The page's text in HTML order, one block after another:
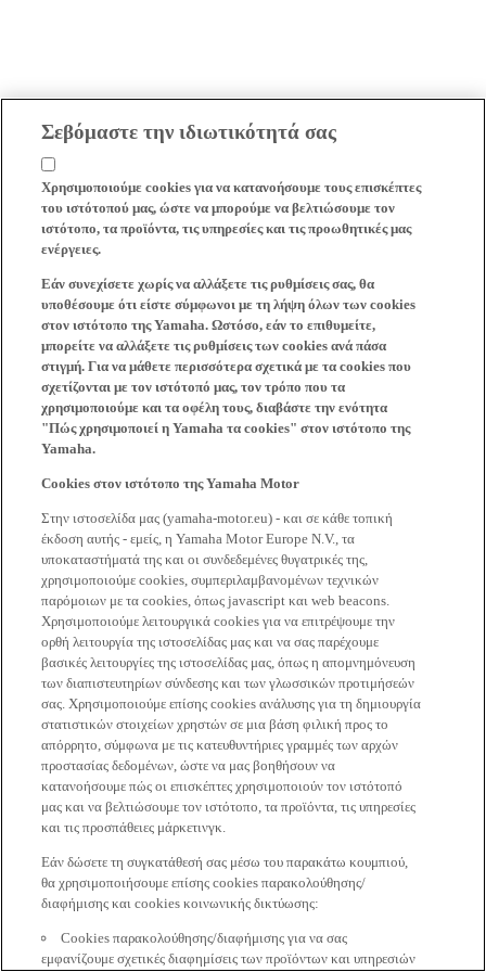
Σεβόμαστε την ιδιωτικότητά σας
Χρησιμοποιούμε cookies για να κατανοήσουμε τους επισκέπτες
του ιστότοπού μας, ώστε να μπορούμε να βελτιώσουμε τον
ιστότοπο, τα προϊόντα, τις υπηρεσίες και τις προωθητικές μας
ενέργειες.
Εάν συνεχίσετε χωρίς να αλλάξετε τις ρυθμίσεις σας, θα
υποθέσουμε ότι είστε σύμφωνοι με τη λήψη όλων των cookies
στον ιστότοπο της Yamaha. Ωστόσο, εάν το επιθυμείτε,
μπορείτε να αλλάξετε τις ρυθμίσεις των cookies ανά πάσα
στιγμή. Για να μάθετε περισσότερα σχετικά με τα cookies που
σχετίζονται με τον ιστότοπό μας, τον τρόπο που τα
χρησιμοποιούμε και τα οφέλη τους, διαβάστε την ενότητα
"Πώς χρησιμοποιεί η Yamaha τα cookies" στον ιστότοπο της
Yamaha.
Cookies στον ιστότοπο της Yamaha Motor
Στην ιστοσελίδα μας (yamaha-motor.eu) - και σε κάθε τοπική
έκδοση αυτής - εμείς, η Yamaha Motor Europe N.V., τα
υποκαταστήματά της και οι συνδεδεμένες θυγατρικές της,
χρησιμοποιούμε cookies, συμπεριλαμβανομένων τεχνικών
παρόμοιων με τα cookies, όπως javascript και web beacons.
Χρησιμοποιούμε λειτουργικά cookies για να επιτρέψουμε την
ορθή λειτουργία της ιστοσελίδας μας και να σας παρέχουμε
βασικές λειτουργίες της ιστοσελίδας μας, όπως η απομνημόνευση
των διαπιστευτηρίων σύνδεσης και των γλωσσικών προτιμήσεών
σας. Χρησιμοποιούμε επίσης cookies ανάλυσης για τη δημιουργία
στατιστικών στοιχείων χρηστών σε μια βάση φιλική προς το
απόρρητο, σύμφωνα με τις κατευθυντήριες γραμμές των αρχών
προστασίας δεδομένων, ώστε να μας βοηθήσουν να
κατανοήσουμε πώς οι επισκέπτες χρησιμοποιούν τον ιστότοπό
μας και να βελτιώσουμε τον ιστότοπο, τα προϊόντα, τις υπηρεσίες
και τις προσπάθειες μάρκετινγκ.
Εάν δώσετε τη συγκατάθεσή σας μέσω του παρακάτω κουμπιού,
θα χρησιμοποιήσουμε επίσης cookies παρακολούθησης/
διαφήμισης και cookies κοινωνικής δικτύωσης:
Cookies παρακολούθησης/διαφήμισης για να σας
εμφανίζουμε σχετικές διαφημίσεις των προϊόντων και υπηρεσιών